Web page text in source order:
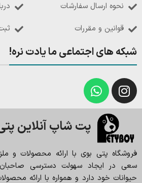
نحوه ارسال سفارشات
قوانین و مقررات
شبکه های اجتماعی ما یادت نره!
پت شاپ آنلاین
فروشگاه پتی بوی با ارائه محصولات و
سعی در ایجاد سهولت دسترسی صاحبان
حیوانات خود دارد و همواره با ارائه